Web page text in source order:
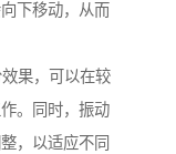
下移动，从而
果，可以在较
。同时，振动
，以适应不同